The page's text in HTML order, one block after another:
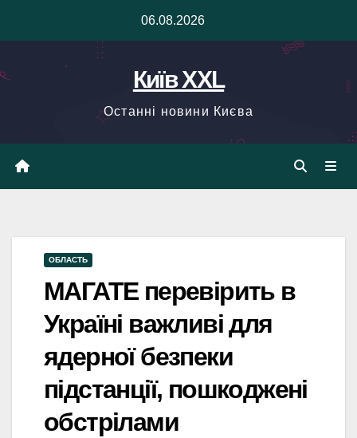
06.08.2026
Київ XXL
Останні новини Києва
ОБЛАСТЬ
МАГАТЕ перевірить в
Україні важливі для
ядерної безпеки
підстанції, пошкоджені
обстрілами